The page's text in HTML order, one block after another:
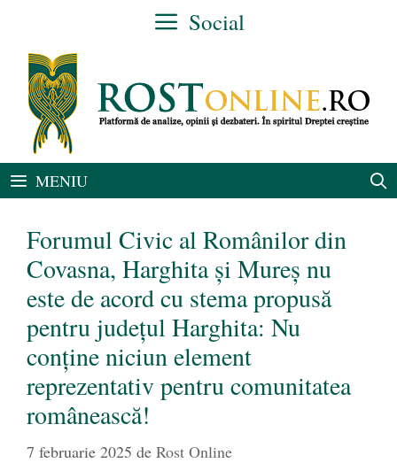
conținut
Social
MENIU
Forumul Civic al Românilor din
Covasna, Harghita și Mureș nu
este de acord cu stema propusă
pentru județul Harghita: Nu
conține niciun element
reprezentativ pentru comunitatea
românească!
7 februarie 2025 de Rost Online